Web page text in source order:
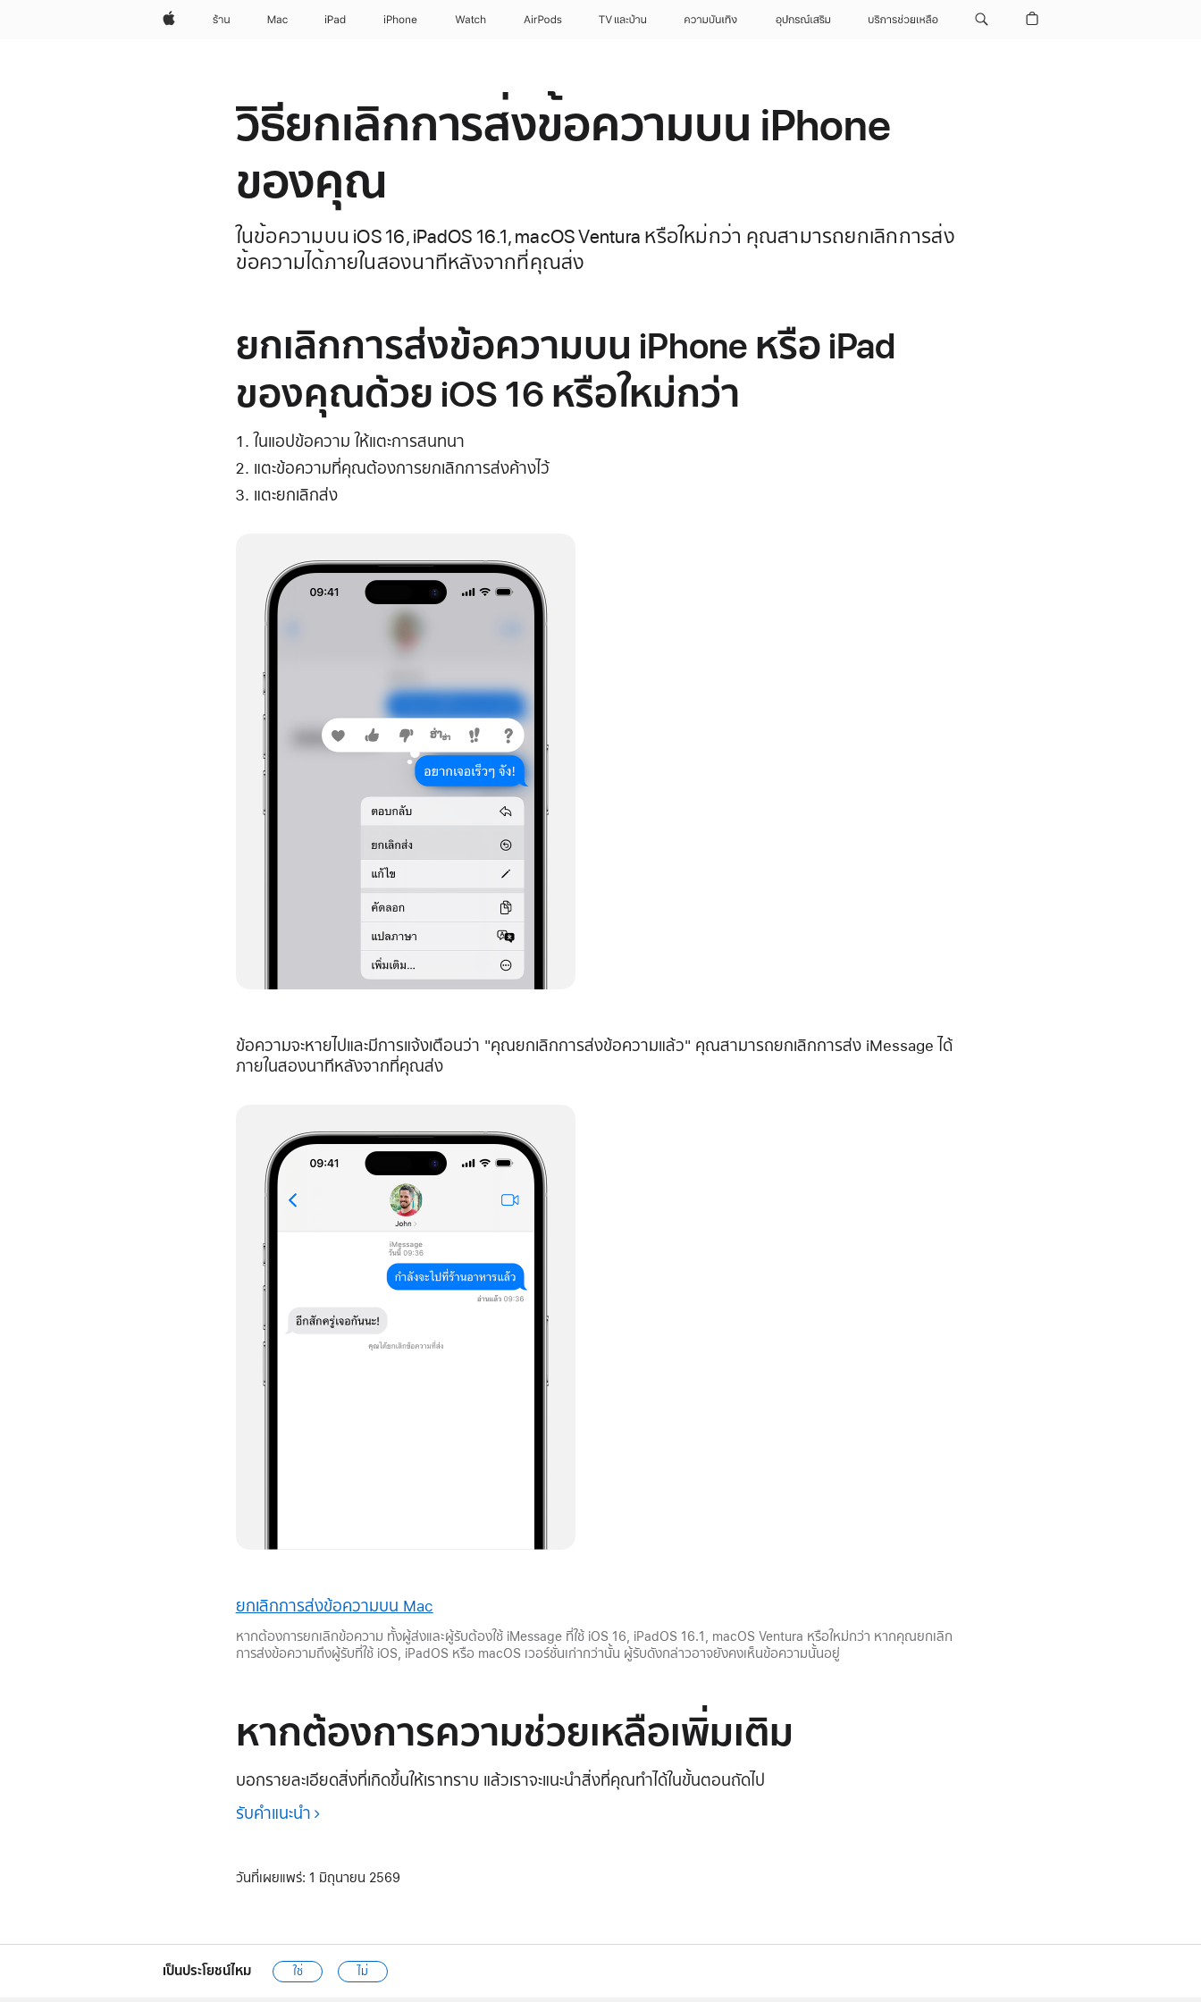
Appleร้าน Mac iPad iPhone Watch AirPods TV และบ้าน ความบันเทิง อุปกรณ์เสริม บริการช่วยเหลือ
วิธียกเลิกการส่งข้อความบน iPhone
ของคุณ
ในข้อความบน iOS 16, iPadOS 16.1, macOS Ventura หรือใหม่กว่า คุณสามารถยกเลิกการส่ง
ข้อความได้ภายในสองนาทีหลังจากที่คุณส่ง
ยกเลิกการส่งข้อความบน iPhone หรือ iPad
ของคุณด้วย iOS 16 หรือใหม่กว่า
ในแอปข้อความ ให้แตะการสนทนา
แตะข้อความที่คุณต้องการยกเลิกการส่งค้างไว้
แตะยกเลิกส่ง
ข้อความจะหายไปและมีการแจ้งเตือนว่า "คุณยกเลิกการส่งข้อความแล้ว" คุณสามารถยกเลิกการส่ง iMessage ได้
ภายในสองนาทีหลังจากที่คุณส่ง
ยกเลิกการส่งข้อความบน Mac
หากต้องการยกเลิกข้อความ ทั้งผู้ส่งและผู้รับต้องใช้ iMessage ที่ใช้ iOS 16, iPadOS 16.1, macOS Ventura หรือใหม่กว่า หากคุณยกเลิก
การส่งข้อความถึงผู้รับที่ใช้ iOS, iPadOS หรือ macOS เวอร์ชั่นเก่ากว่านั้น ผู้รับดังกล่าวอาจยังคงเห็นข้อความนั้นอยู่
หากต้องการความช่วยเหลือเพิ่มเติม
บอกรายละเอียดสิ่งที่เกิดขึ้นให้เราทราบ แล้วเราจะแนะนำสิ่งที่คุณทำได้ในขั้นตอนถัดไป
รับคำแนะนำ
วันที่เผยแพร่: 1 มิถุนายน 2569
เป็นประโยชน์ไหม ใช่ ไม่